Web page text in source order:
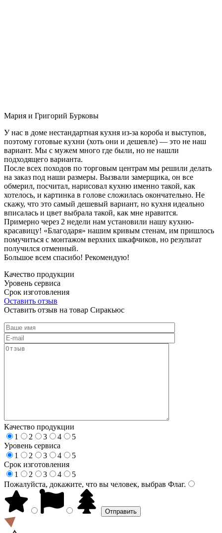
Мария и Григорий Бурковы
У нас в доме нестандартная кухня из-за короба и выступов,
поэтому готовые кухни (хоть они и дешевле) — это не наш
вариант. Мы с мужем много где были, но не нашли
подходящего варианта.
После всех походов по торговым центрам мы решили делать
на заказ под наши размеры. Вызвали замерщика, он все
обмерил, посчитал, нарисовал кухню именно такой, как
хотелось, и картинка в голове сложилась окончательно. Не
скажу, что это самый дешевый вариант, но кухня идеально
вписалась и цвет выбрала такой, как мне нравится.
Примерно через 2 недели нам установили нашу кухню-
красавицу! «Благодаря» нашим кривым стенам, им пришлось
помучиться с монтажом верхних шкафчиков, но результат
получился отменный.
Большое всем спасибо! Рекомендую!
Качество продукции
Уровень сервиса
Срок изготовления
Оставить отзыв
Оставить отзыв на товар Сиракьюс
Качество продукции
1
2 3 4
5
Уровень сервиса
1
2 3 4
5
Срок изготовления
1
2 3 4
5
Пожалуйста, докажите, что вы человек, выбрав Флаг.